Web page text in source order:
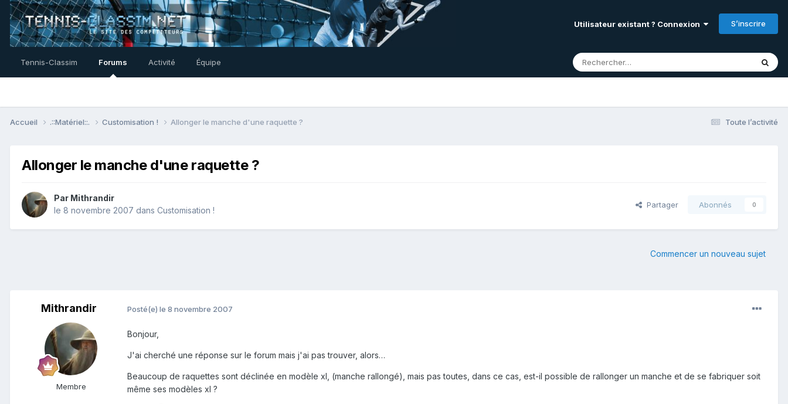
Utilisateur existant ? Connexion S’inscrire
Tennis-Classim Forums Activité Équipe
Toute l’activité
Accueil .::Matériel::. Customisation ! Allonger le manche d'une raquette ?
Allonger le manche d'une raquette ?
Par Mithrandir
le 8 novembre 2007 dans Customisation !
Partager Abonnés 0
Commencer un nouveau sujet
Mithrandir
Membre
Posté(e) le 8 novembre 2007
Bonjour,
J'ai cherché une réponse sur le forum mais j'ai pas trouver, alors…
Beaucoup de raquettes sont déclinée en modèle xl, (manche rallongé), mais pas toutes, dans ce cas, est-il possible de rallonger un manche et de se fabriquer soit
même ses modèles xl ?